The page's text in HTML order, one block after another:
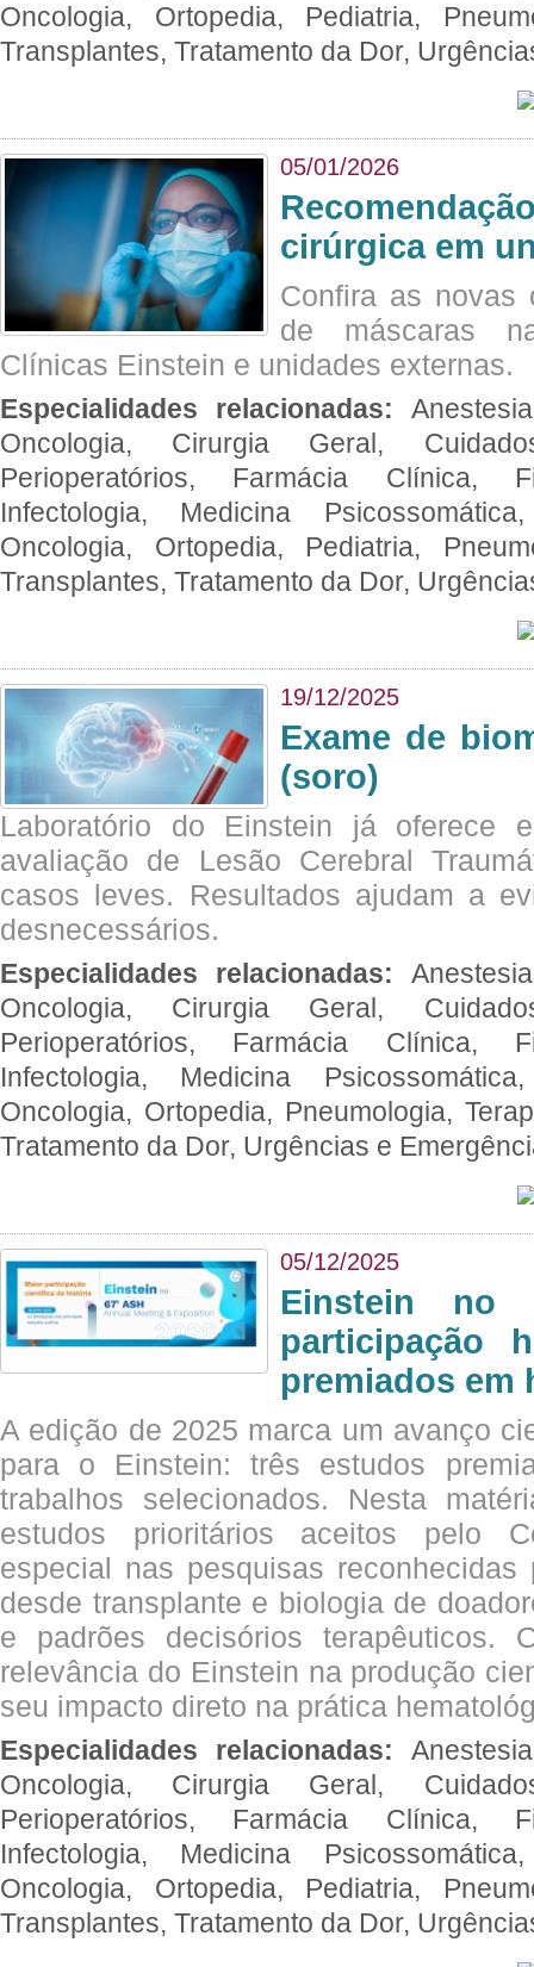
Oncologia, Ortopedia, Pediatria,
Transplantes, Tratamento da Dor,
05/01/2026
cirúrgica em
Confira as novas
de máscaras
Clínicas Einstein e unidades externas.
Especialidades relacionadas:
Oncologia, Cirurgia Geral,
Perioperatórios, Farmácia Clínica,
Infectologia, Medicina
Oncologia, Ortopedia, Pediatria,
Transplantes, Tratamento da Dor,
19/12/2025
Exame de
(soro)
Laboratório do Einstein já oferece
avaliação de Lesão Cerebral
casos leves. Resultados ajudam a
desnecessários.
Especialidades relacionadas:
Oncologia, Cirurgia Geral,
Perioperatórios, Farmácia Clínica,
Infectologia, Medicina
Oncologia, Ortopedia, Pneumologia,
Tratamento da Dor, Urgências e
05/12/2025
Einstein no
participação
premiados em
A edição de 2025 marca um avanço
para o Einstein: três estudos
trabalhos selecionados. Nesta
estudos prioritários aceitos pelo
especial nas pesquisas
desde transplante e biologia de
e padrões decisórios terapêuticos.
relevância do Einstein na produção
seu impacto direto na prática
Especialidades relacionadas:
Oncologia, Cirurgia Geral,
Perioperatórios, Farmácia Clínica,
Infectologia, Medicina
Oncologia, Ortopedia, Pediatria,
Transplantes, Tratamento da Dor,